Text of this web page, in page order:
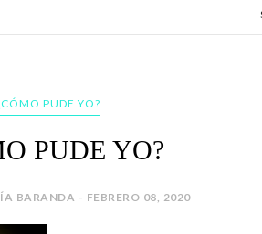
PUDE YO?
PUDE YO?
BARANDA - FEBRERO 08, 2020